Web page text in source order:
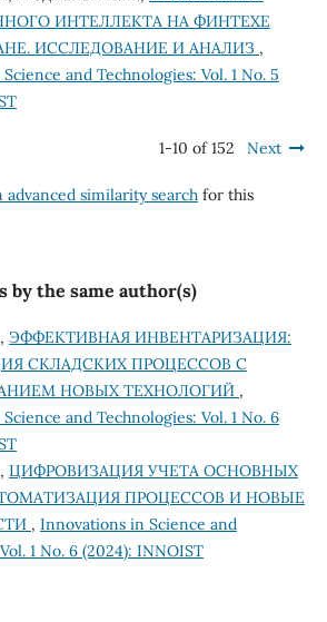
ИНТЕЛЛЕКТА НА ФИНТЕХЕ
ИССЛЕДОВАНИЕ И АНАЛИЗ ,
and Technologies: Vol. 1 No. 5
1-10 of 152 Next
advanced similarity searchfor this
by the same author(s)
ЭФФЕКТИВНАЯ ИНВЕНТАРИЗАЦИЯ:
СКЛАДСКИХ ПРОЦЕССОВ С
НОВЫХ ТЕХНОЛОГИЙ ,
and Technologies: Vol. 1 No. 6
ЦИФРОВИЗАЦИЯ УЧЕТА ОСНОВНЫХ
ПРОЦЕССОВ И НОВЫЕ
, Innovations in Science and
1 No. 6 (2024): INNOIST